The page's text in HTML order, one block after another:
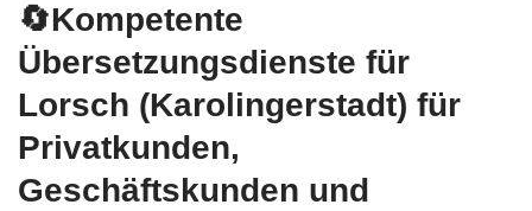
🔄Kompetente
Übersetzungsdienste für
Lorsch (Karolingerstadt) für
Privatkunden,
Geschäftskunden und